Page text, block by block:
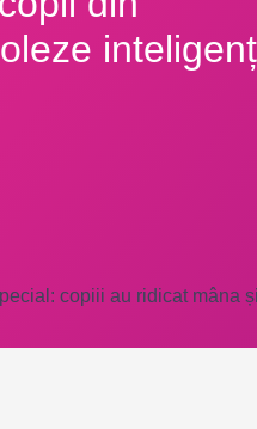
copiii au ridicat mâna